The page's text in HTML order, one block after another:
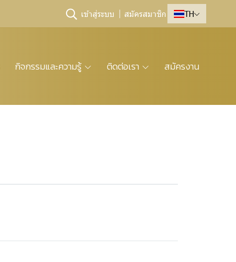
เข้าสู่ระบบ สมัครสมาชิก TH
กิจกรรมและความรู้ ติดต่อเรา สมัครงาน